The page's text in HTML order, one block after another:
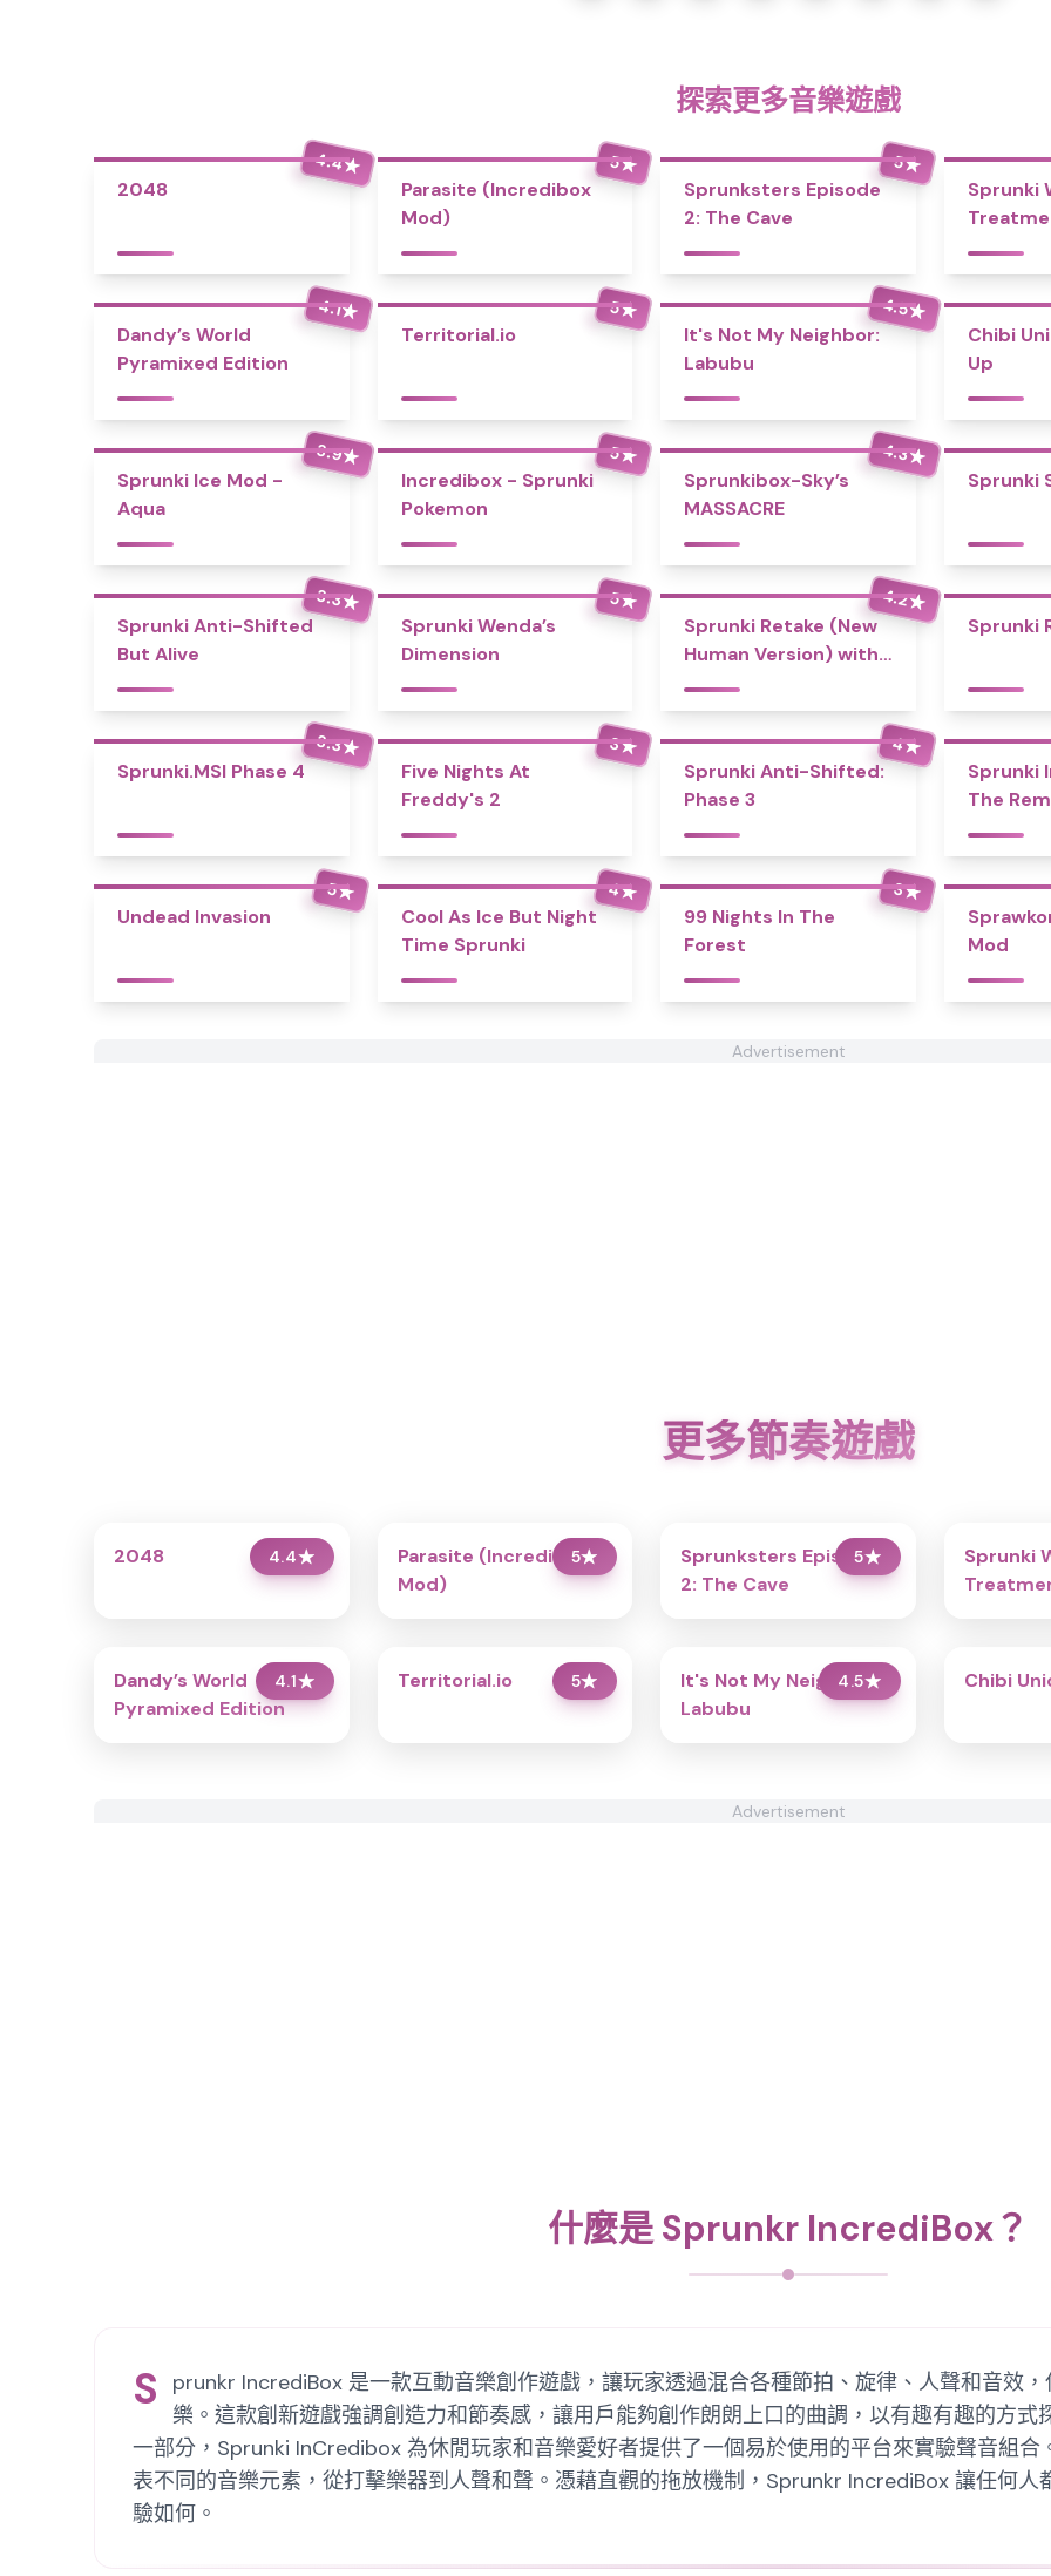
探索更多音樂遊戲
4.4★
2048
5★
Parasite (Incredibox
Mod)
5★
Sprunksters Episode
2: The Cave
Sprunki
4.1★
Dandy’s World
Pyramixed Edition
5★
Territorial.io
4.5★
It's Not My Neighbor:
Labubu
Chibi
Up
3.9★
Sprunki Ice Mod -
Aqua
5★
Incredibox - Sprunki
Pokemon
4.3★
Sprunkibox-Sky’s
MASSACRE
Sprunki
3.3★
Sprunki Anti-Shifted
But Alive
5★
Sprunki Wenda’s
Dimension
4.2★
Sprunki Retake (New
Human Version) with
Bonus
Sprunki
3.3★
Sprunki.MSI Phase 4
3★
Five Nights At
Freddy's 2
4★
Sprunki Anti-Shifted:
Phase 3
Sprunki
The
5★
Undead Invasion
4★
Cool As Ice But Night
Time Sprunki
3★
99 Nights In The
Forest
Mod
Advertisement
更多節奏遊戲
4.4★
2048 5★
Parasite (Incredibox
Mod)
5★
Sprunksters Episode
2: The Cave
Sprunki
4.1★
Dandy’s World
Pyramixed Edition
5★
Territorial.io 4.5★
It's Not My Neighbor:
Labubu
Chibi
Advertisement
什麼是 Sprunkr IncrediBox？
S
prunkr IncrediBox 是一款互動音樂創作遊戲，讓玩家透過混合各種節拍、旋律、人聲和音效
樂。這款創新遊戲強調創造力和節奏感，讓用戶能夠創作朗朗上口的曲調，以有趣有趣的方
一部分，Sprunki InCredibox 為休閒玩家和音樂愛好者提供了一個易於使用的平台來實驗聲音組
表不同的音樂元素，從打擊樂器到人聲和聲。憑藉直觀的拖放機制，Sprunkr IncrediBox 讓任何
驗如何。